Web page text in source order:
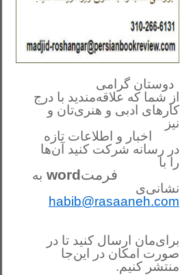
دوستان گرامی
از شما که علاقه‌مندید با درج
کارهای‌ ادبی و هنری‌تان و
نیز
اخبار و اطلاعات تازه
در رسانه شرکت کنید آن‌ها
را با
فرمتword به
نشانی‌ی
habib@rasaaneh.com
برای‌مان ارسال کنید تا در
صورت امکان در این‌جا
منتشر کنیم.